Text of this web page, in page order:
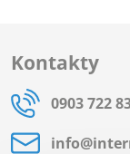
Kontakty
0903 722